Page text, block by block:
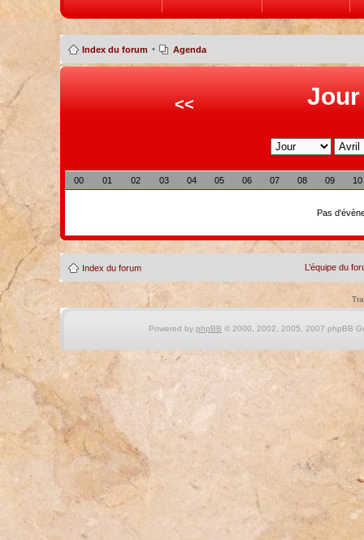
Index du forum • Agenda
<< Jour
00 01 02 03 04 05 06 07 08 09 10
Pas
Index du forum L’équipe du
Powered by phpBB © 2000, 2002, 2005, 2007 phpBB